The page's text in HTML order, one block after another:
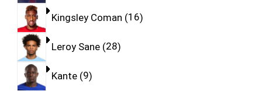
Kingsley Coman 16
Leroy Sane 28
Kante 9